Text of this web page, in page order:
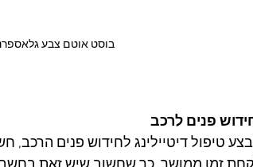
בוסט אוטם צבע
פנים לרכב
טיפול דיטיילינג לחידוש פנים